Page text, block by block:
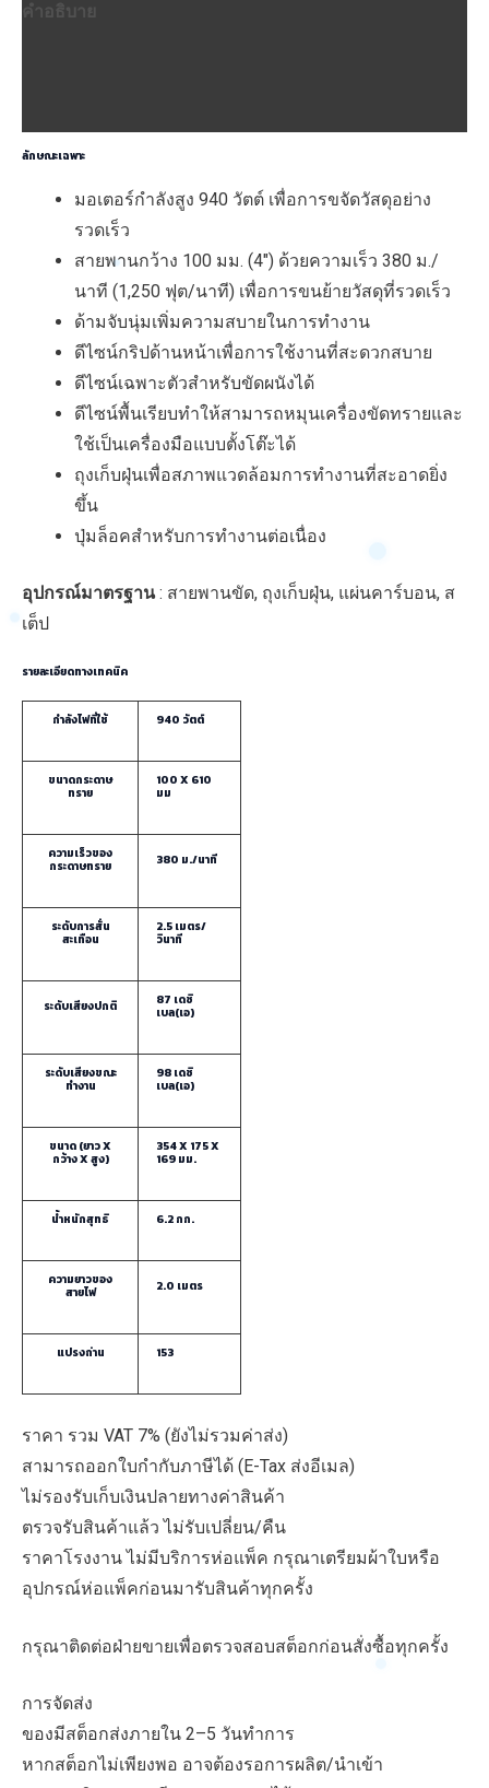
คำอธิบาย
ลักษณะเฉพาะ
มอเตอร์กำลังสูง 940 วัตต์ เพื่อการขจัดวัสดุอย่าง
รวดเร็ว
สายพานกว้าง 100 มม. (4″) ด้วยความเร็ว 380 ม./
นาที (1,250 ฟุต/นาที) เพื่อการขนย้ายวัสดุที่รวดเร็ว
ด้ามจับนุ่มเพิ่มความสบายในการทำงาน
ดีไซน์กริปด้านหน้าเพื่อการใช้งานที่สะดวกสบาย
ดีไซน์เฉพาะตัวสำหรับขัดผนังได้
ดีไซน์พื้นเรียบทำให้สามารถหมุนเครื่องขัดทรายและ
ใช้เป็นเครื่องมือแบบตั้งโต๊ะได้
ถุงเก็บฝุ่นเพื่อสภาพแวดล้อมการทำงานที่สะอาดยิ่ง
ขึ้น
ปุ่มล็อคสำหรับการทำงานต่อเนื่อง
อุปกรณ์มาตรฐาน: สายพานขัด, ถุงเก็บฝุ่น, แผ่นคาร์บอน, ส
เต็ป
รายละเอียดทางเทคนิค
กำลังไฟที่ใช้ 940 วัตต์
ขนาดกระดาษ
ทราย
100 X 610
มม
ความเร็วของ
กระดาษทราย
380 ม./นาที
ระดับการสั่น
สะเทือน
2.5 เมตร/
วินาที
ระดับเสียงปกติ
87 เดซิ
เบล(เอ)
ระดับเสียงขณะ
ทำงาน
98 เดซิ
เบล(เอ)
ขนาด (ยาว X
กว้าง X สูง)
354 X 175 X
169 มม.
น้ำหนักสุทธิ 6.2 กก.
ความยาวของ
สายไฟ
2.0 เมตร
แปรงถ่าน 153
ราคา รวม VAT 7% (ยังไม่รวมค่าส่ง)
สามารถออกใบกำกับภาษีได้ (E-Tax ส่งอีเมล)
ไม่รองรับเก็บเงินปลายทางค่าสินค้า
ตรวจรับสินค้าแล้ว ไม่รับเปลี่ยน/คืน
ราคาโรงงาน ไม่มีบริการห่อแพ็ค กรุณาเตรียมผ้าใบหรือ
อุปกรณ์ห่อแพ็คก่อนมารับสินค้าทุกครั้ง
กรุณาติดต่อฝ่ายขายเพื่อตรวจสอบสต็อกก่อนสั่งซื้อทุกครั้ง
การจัดส่ง
ของมีสต็อกส่งภายใน 2–5 วันทำการ
หากสต็อกไม่เพียงพอ อาจต้องรอการผลิต/นำเข้า